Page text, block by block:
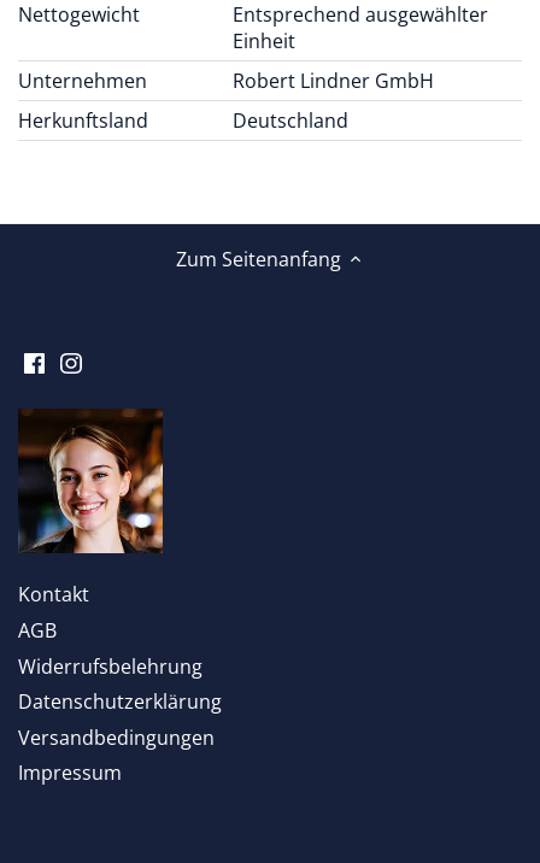
Nettogewicht
Entsprechend ausgewählter
Einheit
Unternehmen
Robert Lindner GmbH
Herkunftsland
Deutschland
Zum Seitenanfang
Kontakt
AGB
Widerrufsbelehrung
Datenschutzerklärung
Versandbedingungen
Impressum